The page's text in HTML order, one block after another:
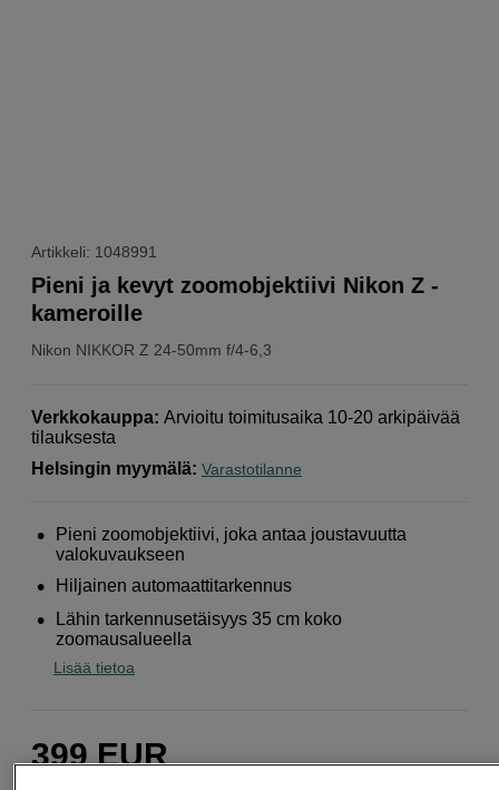
Artikkeli: 1048991
Nikon NIKKOR Z 24-50mm f/4-6,3
Pieni ja kevyt zoomobjektiivi Nikon Z -
kameroille
Verkkokauppa: Arvioitu toimitusaika 10-20 arkipäivää
tilauksesta
Helsingin myymälä: Varastotilanne
Pieni zoomobjektiivi, joka antaa joustavuutta
valokuvaukseen
Hiljainen automaattitarkennus
Lähin tarkennusetäisyys 35 cm koko
zoomausalueella
Lisää tietoa
399 EUR